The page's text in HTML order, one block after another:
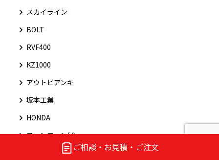
ご相談・お見積・ご注文
スカイライン
BOLT
RVF400
KZ1000
アウトビアンキ
坂本工業
HONDA
ファンファン50